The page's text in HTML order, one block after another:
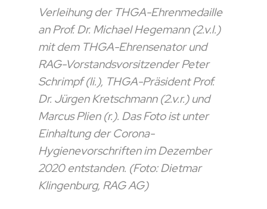
Verleihung der THGA-Ehrenmedaille
an Prof. Dr. Michael Hegemann (2.v.l.)
mit dem THGA-Ehrensenator und
RAG-Vorstandsvorsitzender Peter
Schrimpf (li.), THGA-Präsident Prof.
Dr. Jürgen Kretschmann (2.v.r.) und
Marcus Plien (r.). Das Foto ist unter
Einhaltung der Corona-
Hygienevorschriften im Dezember
2020 entstanden. (Foto: Dietmar
Klingenburg, RAG AG)